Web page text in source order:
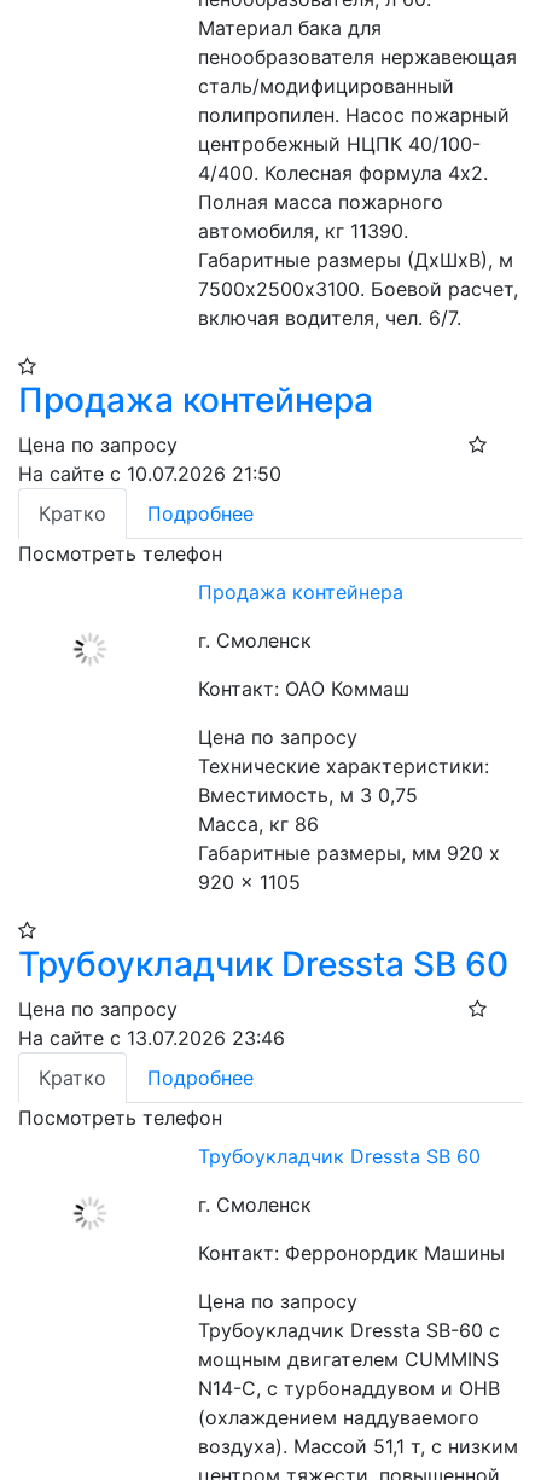
Материал бака для
пенообразователя нержавеющая
сталь/модифицированный
полипропилен. Насос пожарный
центробежный НЦПК 40/100-
4/400. Колесная формула 4х2.
Полная масса пожарного
автомобиля, кг 11390.
Габаритные размеры (ДхШхВ), м
7500х2500х3100. Боевой расчет,
включая водителя, чел. 6/7.
Продажа контейнера
Цена по запросу
На сайте с 10.07.2026 21:50
Кратко
Подробнее
Посмотреть телефон
Продажа контейнера
г. Смоленск
Контакт: ОАО Коммаш
Цена по запросу
Технические характеристики:
Вместимость, м 3 0,75
Масса, кг 86
Габаритные размеры, мм 920 x
920 x 1105
Трубоукладчик Dressta SB 60
Цена по запросу
На сайте с 13.07.2026 23:46
Кратко
Подробнее
Посмотреть телефон
Трубоукладчик Dressta SB 60
г. Смоленск
Контакт: Ферронордик Машины
Цена по запросу
Трубоукладчик Dressta SB-60 с
мощным двигателем CUMMINS
N14-C, с турбонаддувом и ОНВ
(охлаждением наддуваемого
воздуха). Массой 51,1 т, с низким
центром тяжести, повышенной